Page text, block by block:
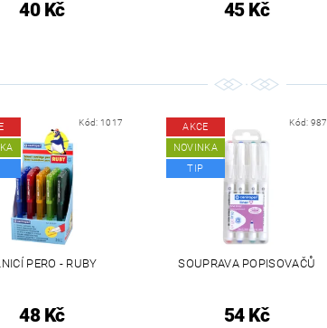
40 Kč 45 Kč
Kód: 1017
PERO - RUBY
48 Kč
AKCE
NOVINKA
TIP
Kód: 987
SOUPRAVA POPISOVAČŮ
54 Kč